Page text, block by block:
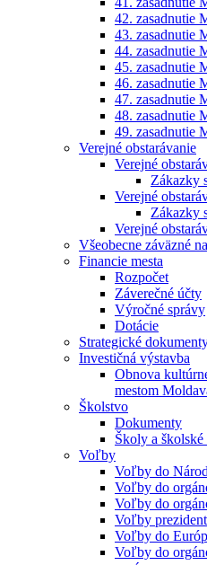
42. zasadnutie
43. zasadnutie
44. zasadnutie
45. zasadnutie
46. zasadnutie
47. zasadnutie
48. zasadnutie
49. zasadnutie
Verejné obstarávanie
Verejné
Zákazky
Verejné
Zákazky
Verejné
Všeobecne záväzné
Financie mesta
Rozpočet
Záverečné účty
Výročné správy
Dotácie
Strategické
Investičná výstavba
Obnova
mestom
Školstvo
Dokumenty
Školy a školské
Voľby
Voľby do
Voľby do
Voľby do
Voľby
Voľby do
Voľby do